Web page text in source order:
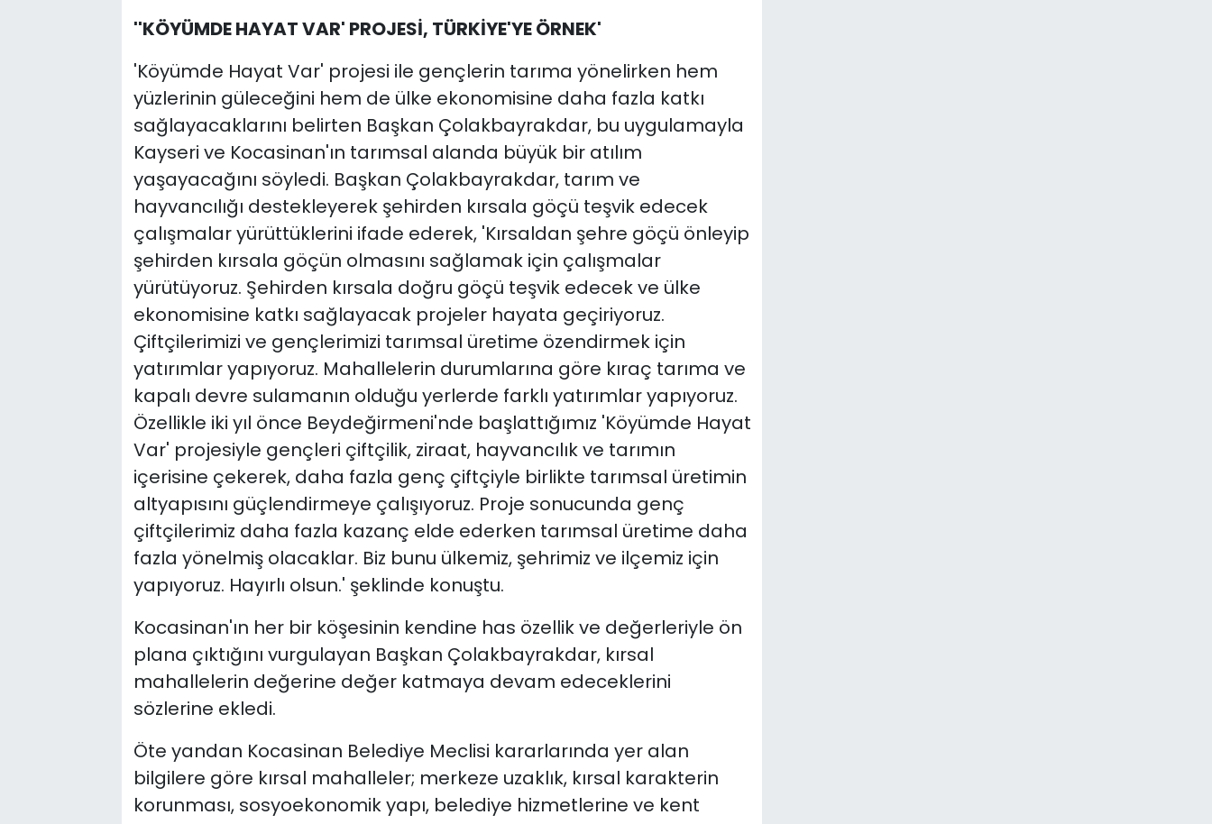
''KÖYÜMDE HAYAT VAR' PROJESİ, TÜRKİYE'YE ÖRNEK'
'Köyümde Hayat Var' projesi ile gençlerin tarıma yönelirken hem
yüzlerinin güleceğini hem de ülke ekonomisine daha fazla katkı
sağlayacaklarını belirten Başkan Çolakbayrakdar, bu uygulamayla
Kayseri ve Kocasinan'ın tarımsal alanda büyük bir atılım
yaşayacağını söyledi. Başkan Çolakbayrakdar, tarım ve
hayvancılığı destekleyerek şehirden kırsala göçü teşvik edecek
çalışmalar yürüttüklerini ifade ederek, 'Kırsaldan şehre göçü önleyip
şehirden kırsala göçün olmasını sağlamak için çalışmalar
yürütüyoruz. Şehirden kırsala doğru göçü teşvik edecek ve ülke
ekonomisine katkı sağlayacak projeler hayata geçiriyoruz.
Çiftçilerimizi ve gençlerimizi tarımsal üretime özendirmek için
yatırımlar yapıyoruz. Mahallelerin durumlarına göre kıraç tarıma ve
kapalı devre sulamanın olduğu yerlerde farklı yatırımlar yapıyoruz.
Özellikle iki yıl önce Beydeğirmeni'nde başlattığımız 'Köyümde Hayat
Var' projesiyle gençleri çiftçilik, ziraat, hayvancılık ve tarımın
içerisine çekerek, daha fazla genç çiftçiyle birlikte tarımsal üretimin
altyapısını güçlendirmeye çalışıyoruz. Proje sonucunda genç
çiftçilerimiz daha fazla kazanç elde ederken tarımsal üretime daha
fazla yönelmiş olacaklar. Biz bunu ülkemiz, şehrimiz ve ilçemiz için
yapıyoruz. Hayırlı olsun.' şeklinde konuştu.
Kocasinan'ın her bir köşesinin kendine has özellik ve değerleriyle ön
plana çıktığını vurgulayan Başkan Çolakbayrakdar, kırsal
mahallelerin değerine değer katmaya devam edeceklerini
sözlerine ekledi.
Öte yandan Kocasinan Belediye Meclisi kararlarında yer alan
bilgilere göre kırsal mahalleler; merkeze uzaklık, kırsal karakterin
korunması, sosyoekonomik yapı, belediye hizmetlerine ve kent